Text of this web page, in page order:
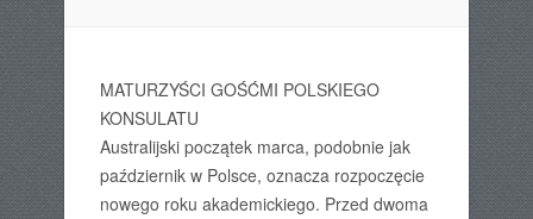
MATURZYŚCI GOŚĆMI POLSKIEGO
KONSULATU
Australijski początek marca, podobnie jak
październik w Polsce, oznacza rozpoczęcie
nowego roku akademickiego. Przed dwoma